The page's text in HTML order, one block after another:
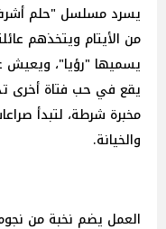
يسرد مسلسل "حلم
من الأيتام ويتخذهم
يسميها "رؤيا"، ويعيش
يقع في حب فتاة أخرى
مخبرة شرطة، لتبدأ
والخيانة.
العمل يضم نخبة من